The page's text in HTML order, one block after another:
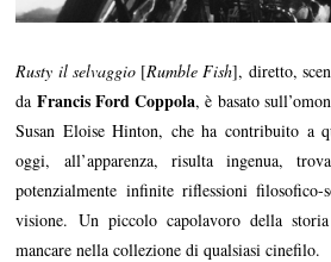
Rusty il selvaggio[Rumble Fish], diretto,
da Francis Ford Coppola, è basato
Susan Eloise Hinton, che ha contribuito a
oggi, all’apparenza, risulta ingenua,
potenzialmente infinite riflessioni filosofico-
visione. Un piccolo capolavoro della
mancare nella collezione di qualsiasi cinefilo.